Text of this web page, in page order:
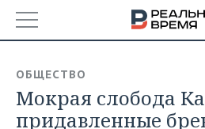
БАШКОРТОСТАН
НОВОСТИ
ОБЩЕСТВО
Мокрая слобода
придавленные